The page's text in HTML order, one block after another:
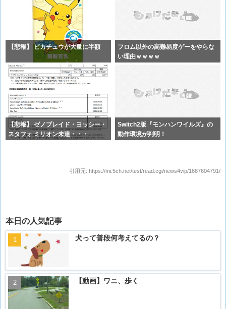
【悲報】 ピカチュウが大量に半額
フロム以外の高難易度ゲーをやらな
い理由ｗｗｗｗ
【悲報】 ゼノブレイド・ヨッシー・
スタフォ ミリオン未達・・・
Switch2版『モンハンワイルズ』の
動作環境が判明！
引用元: https://mi.5ch.net/test/read.cgi/news4vip/1687604791/
本日の人気記事
犬って普段何考えてるの？
【動画】ワニ、歩く